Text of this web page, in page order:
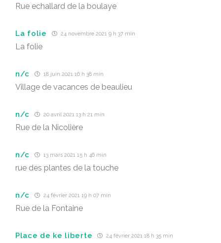
Rue echallard de la boulaye
La folie 24 novembre 2021 9 h 37 min
La folie
n/c 18 juin 2021 16 h 38 min
Village de vacances de beaulieu
n/c 20 avril 2021 13 h 21 min
Rue de la Nicolière
n/c 13 mars 2021 15 h 46 min
rue des plantes de la touche
n/c 24 février 2021 19 h 07 min
Rue de la Fontaine
Place de ke liberte 24 février 2021 18 h 35 min